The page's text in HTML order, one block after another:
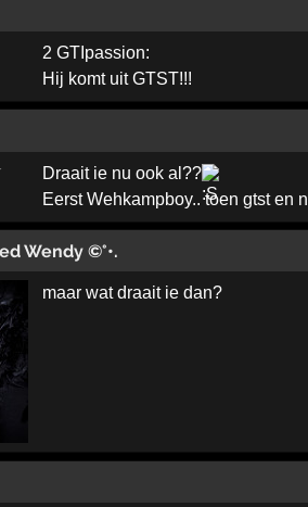
2 GTIpassion:
Hij komt uit GTST!!!
Draait ie nu ook al??
Eerst Wehkampboy.. toen gtst en
Wendy ©°•.
maar wat draait ie dan?